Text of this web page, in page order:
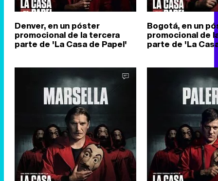
Denver, en un póster
promocional de la tercera
parte de 'La Casa de Papel'
Bogotá, en un
promocional de
parte de 'La